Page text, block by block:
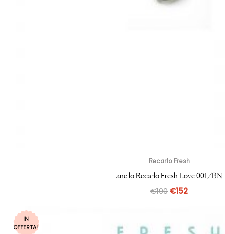
Recarlo Fresh
anello Recarlo Fresh Love 001/BN
€190 €152
IN
OFFERTA!